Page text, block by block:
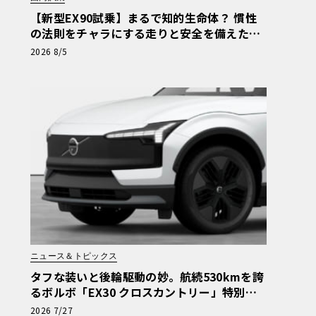
【新型EX90試乗】まるで知的生命体？ 慣性
の法則をチャラにする走りと安全を備えた、
ボルボ新旗艦EVの結論《LE VOLANT LAB》
2026 8/5
ニュース＆トピックス
タフな装いと後輪駆動の妙。航続530kmを誇
るボルボ「EX30 クロスカントリー」特別仕
様車が599万円で登場
2026 7/27